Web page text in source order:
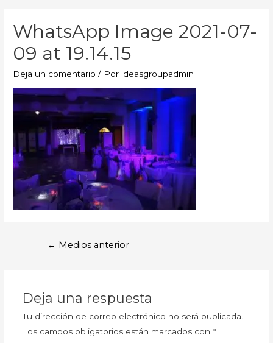
WhatsApp Image 2021-07-
09 at 19.14.15
Deja un comentario / Por ideasgroupadmin
← Medios anterior
Deja una respuesta
Tu dirección de correo electrónico no será publicada.
Los campos obligatorios están marcados con *